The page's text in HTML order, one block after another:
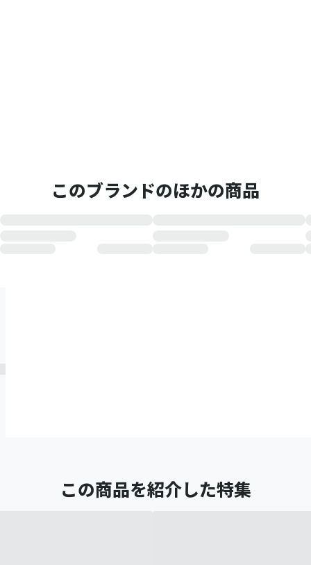
このブランドのほかの商品
この商品を紹介した特集